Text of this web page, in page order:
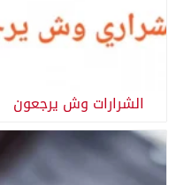
الشرارات وش يرجعون